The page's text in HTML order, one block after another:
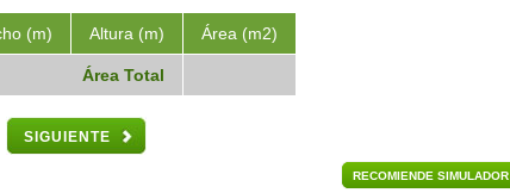
(m) Altura (m) Área (m2)
Área Total
SIGUIENTE
RECOMIENDE SIMULADOR